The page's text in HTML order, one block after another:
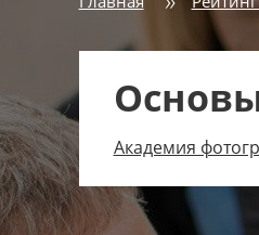
Академия